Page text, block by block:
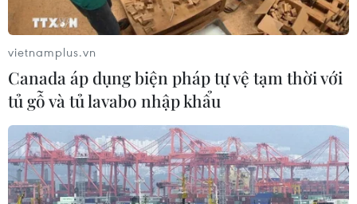
03/01/2026 07:27
Xem thêm
vietnamplus.vn
Canada áp dụng biện pháp tự vệ tạm thời với
tủ gỗ và tủ lavabo nhập khẩu